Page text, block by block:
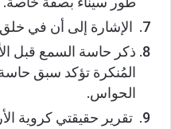
الإشارة إلى أن في خلق
ذكر حاسة السمع قبل
المُنكرة تؤكد سبق
الحواس.
تقرير حقيقتي كروية